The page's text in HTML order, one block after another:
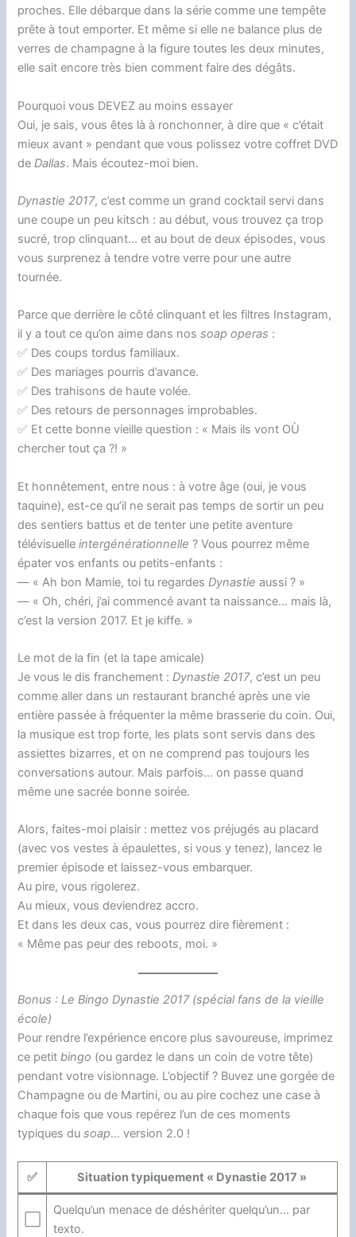
proches. Elle débarque dans la série comme une tempête
prête à tout emporter. Et même si elle ne balance plus de
verres de champagne à la figure toutes les deux minutes,
elle sait encore très bien comment faire des dégâts.
Pourquoi vous DEVEZ au moins essayer
Oui, je sais, vous êtes là à ronchonner, à dire que « c’était
mieux avant » pendant que vous polissez votre coffret DVD
deDallas. Mais écoutez-moi bien.
Dynastie 2017, c’est comme un grand cocktail servi dans
une coupe un peu kitsch : au début, vous trouvez ça trop
sucré, trop clinquant… et au bout de deux épisodes, vous
vous surprenez à tendre votre verre pour une autre
tournée.
Parce que derrière le côté clinquant et les filtres Instagram,
il y a tout ce qu’on aime dans nossoap operas :
✅ Des coups tordus familiaux.
✅ Des mariages pourris d’avance.
✅ Des trahisons de haute volée.
✅ Des retours de personnages improbables.
✅ Et cette bonne vieille question : « Mais ils vont OÙ
chercher tout ça ?! »
Et honnêtement, entre nous : à votre âge (oui, je vous
taquine), est-ce qu’il ne serait pas temps de sortir un peu
des sentiers battus et de tenter une petite aventure
télévisuelleintergénérationnelle ? Vous pourrez même
épater vos enfants ou petits-enfants :
— « Ah bon Mamie, toi tu regardesDynastie aussi ? »
— « Oh, chéri, j’ai commencé avant ta naissance… mais là,
c’est la version 2017. Et je kiffe. »
Le mot de la fin (et la tape amicale)
Je vous le dis franchement :Dynastie 2017, c’est un peu
comme aller dans un restaurant branché après une vie
entière passée à fréquenter la même brasserie du coin. Oui,
la musique est trop forte, les plats sont servis dans des
assiettes bizarres, et on ne comprend pas toujours les
conversations autour. Mais parfois… on passe quand
même une sacrée bonne soirée.
Alors, faites-moi plaisir : mettez vos préjugés au placard
(avec vos vestes à épaulettes, si vous y tenez), lancez le
premier épisode et laissez-vous embarquer.
Au pire, vous rigolerez.
Au mieux, vous deviendrez accro.
Et dans les deux cas, vous pourrez dire fièrement :
« Même pas peur des reboots, moi. »
Bonus : Le Bingo Dynastie 2017 (spécial fans de la vieille
école)
Pour rendre l’expérience encore plus savoureuse, imprimez
ce petitbingo (ou gardez le dans un coin de votre tête)
pendant votre visionnage. L’objectif ? Buvez une gorgée de
Champagne ou de Martini, ou au pire cochez une case à
chaque fois que vous repérez l’un de ces moments
typiques dusoap… version 2.0 !
✅ Situation typiquement « Dynastie 2017 »
Quelqu’un menace de déshériter quelqu’un… par
texto.